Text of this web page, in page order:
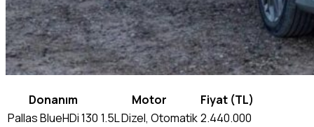
Donanım Motor
Fiyat (TL)
Pallas BlueHDi 130 1.5L Dizel, Otomatik2.440.000